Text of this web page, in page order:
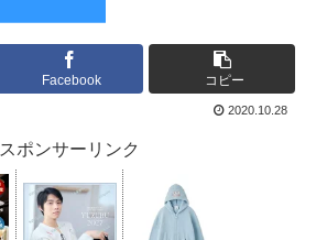
Facebook コピー
2020.10.28
スポンサーリンク